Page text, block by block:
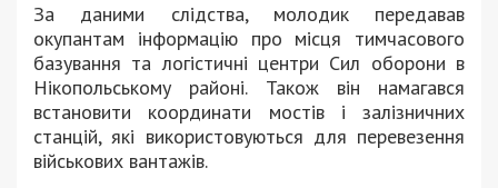
За даними слідства, молодик передавав
окупантам інформацію про місця тимчасового
базування та логістичні центри Сил оборони в
Нікопольському районі. Також він намагався
встановити координати мостів і залізничних
станцій, які використовуються для перевезення
військових вантажів.